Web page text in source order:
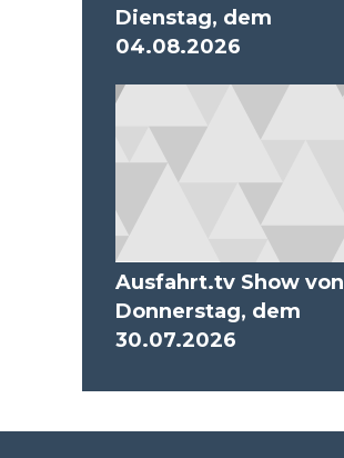
Dienstag, dem
04.08.2026
Ausfahrt.tv Show von
Donnerstag, dem
30.07.2026